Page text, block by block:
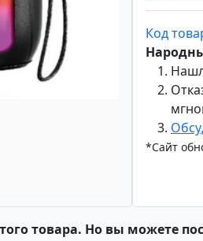
Код
*Сайт
товара. Но вы можете